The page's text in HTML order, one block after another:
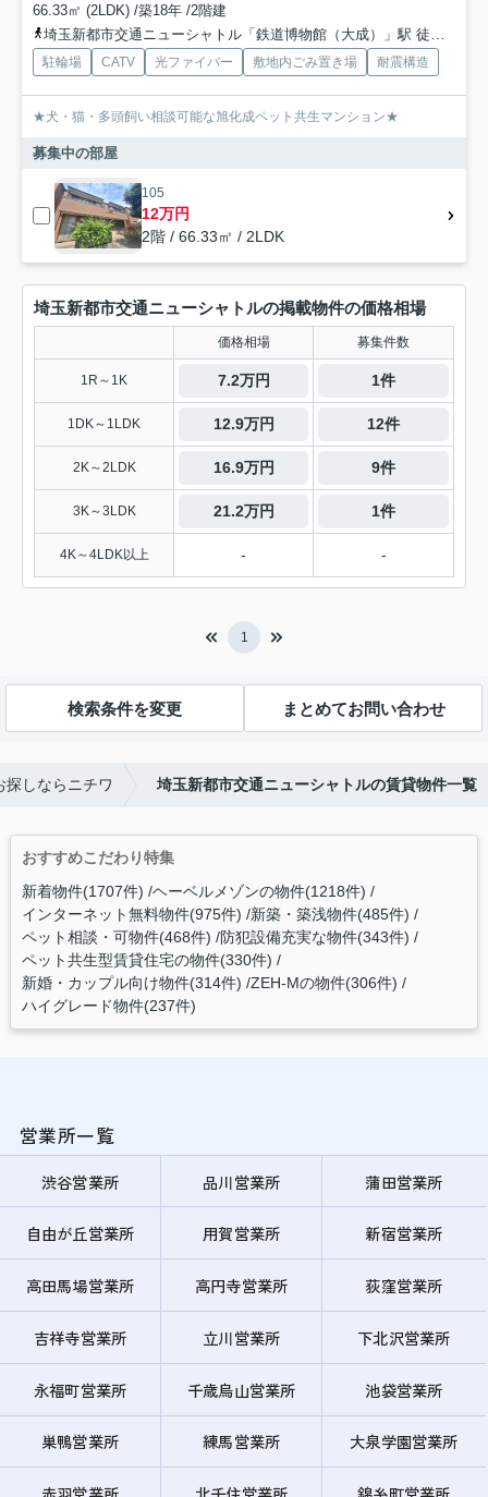
66.33㎡ (2LDK) /築18年 /2階建
埼玉新都市交通ニューシャトル「鉄道博物館（大成）」駅 徒歩15分
駐輪場 CATV 光ファイバー 敷地内ごみ置き場 耐震構造
★犬・猫・多頭飼い相談可能な旭化成ペット共生マンション★
募集中の部屋
105
12万円
2階 / 66.33㎡ / 2LDK
埼玉新都市交通ニューシャトルの掲載物件の価格相場
価格相場 募集件数
1R～1K 7.2万円 1件
1DK～1LDK 12.9万円 12件
2K～2LDK 16.9万円 9件
3K～3LDK 21.2万円 1件
4K～4LDK以上 - -
1
検索条件を変更 まとめてお問い合わせ
しならニチワ 埼玉新都市交通ニューシャトルの賃貸物件一覧
おすすめこだわり特集
新着物件(1707件) ヘーベルメゾンの物件(1218件)
インターネット無料物件(975件) 新築・築浅物件(485件)
ペット相談・可物件(468件) 防犯設備充実な物件(343件)
ペット共生型賃貸住宅の物件(330件)
新婚・カップル向け物件(314件) ZEH-Mの物件(306件)
ハイグレード物件(237件)
営業所一覧
渋谷営業所 品川営業所 蒲田営業所
自由が丘営業所 用賀営業所 新宿営業所
高田馬場営業所 高円寺営業所 荻窪営業所
吉祥寺営業所 立川営業所 下北沢営業所
永福町営業所 千歳烏山営業所 池袋営業所
巣鴨営業所 練馬営業所 大泉学園営業所